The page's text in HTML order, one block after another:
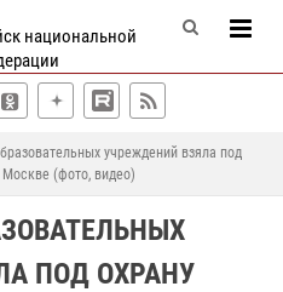
национальной
учреждений взяла под
Москве (фото, видео)
ПОД ОХРАНУ